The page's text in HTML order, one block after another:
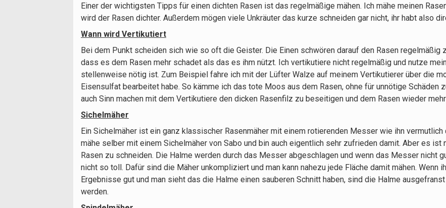
Einer der wichtigsten Tipps für einen dichten Rasen ist das regelmäßige mähen. Ich mähe meinen
wird der Rasen dichter. Außerdem mögen viele Unkräuter das kurze schneiden gar nicht, ihr habt also
Wann wird Vertikutiert
Bei dem Punkt scheiden sich wie so oft die Geister. Die Einen schwören darauf den Rasen regelmäßig
dass es dem Rasen mehr schadet als das es ihm nützt. Ich vertikutiere nicht regelmäßig und nutze
stellenweise nötig ist. Zum Beispiel fahre ich mit der Lüfter Walze auf meinem Vertikutierer über die
Eisensulfat bearbeitet habe. So kämme ich das tote Moos aus dem Rasen, ohne für unnötige Schäden
auch Sinn machen mit dem Vertikutiere den dicken Rasenfilz zu beseitigen und dem Rasen wieder
Sichelmäher
Ein Sichelmäher ist ein ganz klassischer Rasenmäher mit einem rotierenden Messer wie ihn
mähe selber mit einem Sichelmäher von Sabo und bin auch eigentlich sehr zufrieden damit. Aber es
Rasen zu schneiden. Die Halme werden durch das Messer abgeschlagen und wenn das Messer nicht
nicht so toll. Dafür sind die Mäher unkompliziert und man kann nahezu jede Fläche damit mähen.
Ergebnisse gut und man sieht das die Halme einen sauberen Schnitt haben, sind die Halme
werden.